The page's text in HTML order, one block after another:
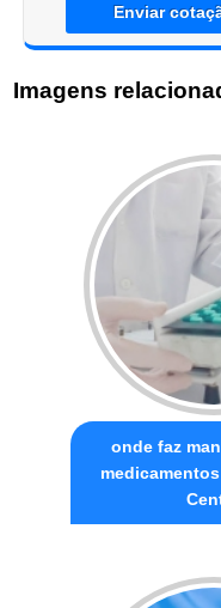
Enviar
Imagens
onde faz